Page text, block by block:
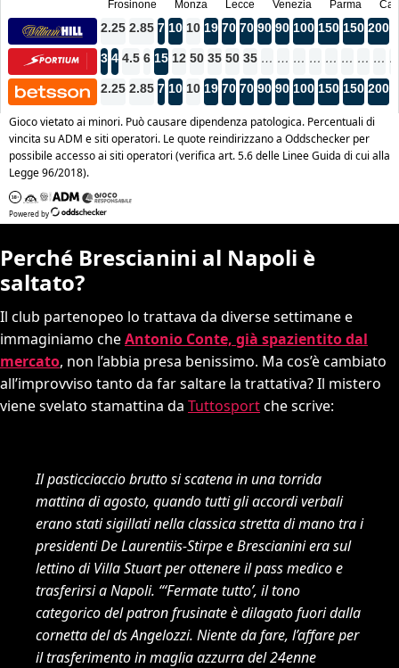
Perché Brescianini al Napoli è
saltato?
Il club partenopeo lo trattava da diverse settimane e
immaginiamo cheAntonio Conte, già spazientito dal
mercato, non l’abbia presa benissimo. Ma cos’è cambiato
all’improvviso tanto da far saltare la trattativa? Il mistero
viene svelato stamattina da Tuttosportche scrive:
Il pasticciaccio brutto si scatena in una torrida
mattina di agosto, quando tutti gli accordi verbali
erano stati sigillati nella classica stretta di mano tra i
presidenti De Laurentiis-Stirpe e Brescianini era sul
lettino di Villa Stuart per ottenere il pass medico e
trasferirsi a Napoli. “‘Fermate tutto’, il tono
categorico del patron frusinate è dilagato fuori dalla
cornetta del ds Angelozzi. Niente da fare, l’affare per
il trasferimento in maglia azzurra del 24enne